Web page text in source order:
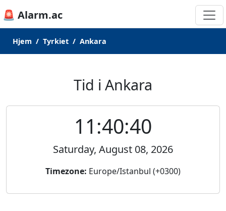
🚨 Alarm.ac
Hjem Tyrkiet Ankara
Tid i Ankara
11:40:40
Saturday, August 08, 2026
Timezone: Europe/Istanbul (+0300)